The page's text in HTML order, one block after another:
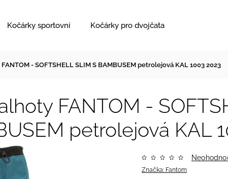
Kočárky sportovní Kočárky pro dvojčata
- SOFTSHELL SLIM S BAMBUSEM petrolejová KAL 1003 2023
FANTOM -
petrolejová KAL
Značka: Fantom